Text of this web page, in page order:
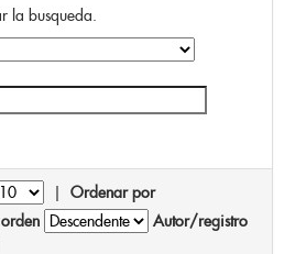
la busqueda.
| Ordenar por
orden
Autor/registro